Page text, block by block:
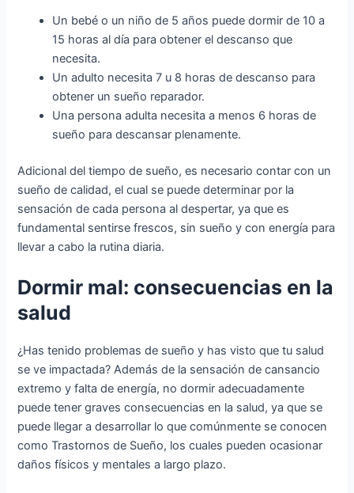
Un bebé o un niño de 5 años puede dormir de 10 a
15 horas al día para obtener el descanso que
necesita.
Un adulto necesita 7 u 8 horas de descanso para
obtener un sueño reparador.
Una persona adulta necesita a menos 6 horas de
sueño para descansar plenamente.
Adicional del tiempo de sueño, es necesario contar con un
sueño de calidad, el cual se puede determinar por la
sensación de cada persona al despertar, ya que es
fundamental sentirse frescos, sin sueño y con energía para
llevar a cabo la rutina diaria.
Dormir mal: consecuencias en la
salud
¿Has tenido problemas de sueño y has visto que tu salud
se ve impactada? Además de la sensación de cansancio
extremo y falta de energía, no dormir adecuadamente
puede tener graves consecuencias en la salud, ya que se
puede llegar a desarrollar lo que comúnmente se conocen
como Trastornos de Sueño, los cuales pueden ocasionar
daños físicos y mentales a largo plazo.